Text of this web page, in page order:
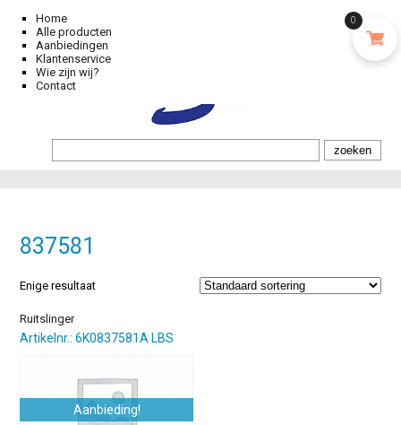
Home
Alle producten
Aanbiedingen
Klantenservice
Wie zijn wij?
Contact
837581
Enige resultaat
Ruitslinger
Artikelnr.: 6K0837581A LBS
Aanbieding!
0